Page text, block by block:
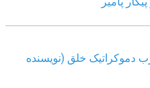
دموکراتیک خلق (نویسنده